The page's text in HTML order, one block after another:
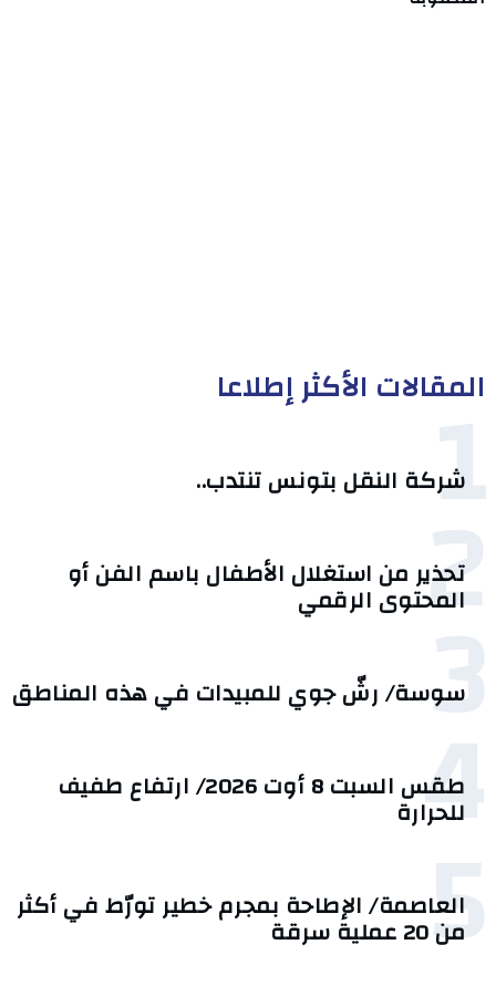
المقالات الأكثر إطلاعا
1
شركة النقل بتونس تنتدب..
2
تحذير من استغلال الأطفال باسم الفن أو
المحتوى الرقمي
3
سوسة/ رشّ جوي للمبيدات في هذه المناطق
4 طقس السبت 8 أوت 2026/ ارتفاع طفيف
للحرارة
5
العاصمة/ الإطاحة بمجرم خطير تورّط في أكثر
من 20 عملية سرقة